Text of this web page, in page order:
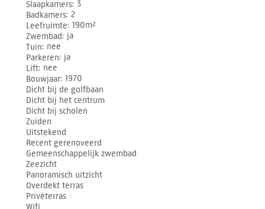
Slaapkamers 3
Badkamers 2
Leefruimte 190m²
Zwembad ja
Tuin nee
Parkeren ja
Lift nee
Bouwjaar 1970
Dicht bij de golfbaan
Dicht bij het centrum
Dicht bij scholen
Zuiden
Uitstekend
Recent gerenoveerd
Gemeenschappelijk zwembad
Zeezicht
Panoramisch uitzicht
Overdekt terras
Privéterras
Wifi